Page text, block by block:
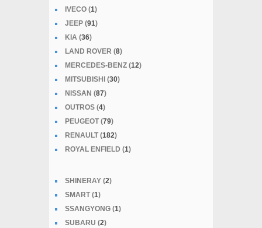
IVECO (1)
JEEP (91)
KIA (36)
LAND ROVER (8)
MERCEDES-BENZ (12)
MITSUBISHI (30)
NISSAN (87)
OUTROS (4)
PEUGEOT (79)
RENAULT (182)
ROYAL ENFIELD (1)
SHINERAY (2)
SMART (1)
SSANGYONG (1)
SUBARU (2)